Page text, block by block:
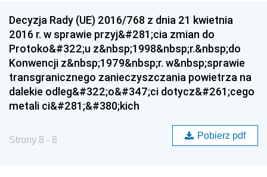
Decyzja Rady (UE) 2016/768 z dnia 21 kwietnia
2016 r. w sprawie przyj&#281;cia zmian do
Protoko&#322;u z&nbsp;1998&nbsp;r.&nbsp;do
Konwencji z&nbsp;1979&nbsp;r. w&nbsp;sprawie
transgranicznego zanieczyszczania powietrza na
dalekie odleg&#322;o&#347;ci dotycz&#261;cego
metali ci&#281;&#380;kich
Strony 8 - 8 Pobierz pdf